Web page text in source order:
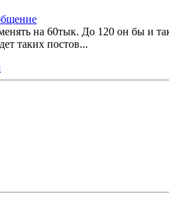
на 60тык. До 120 он бы и
таких постов...